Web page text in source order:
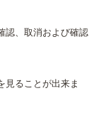
認、取消および確認
ることが出来ま